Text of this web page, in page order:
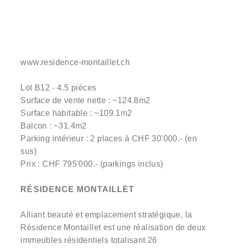
www.residence-montaillet.ch
Lot B12 - 4.5 pièces
Surface de vente nette : ~124.8m2
Surface habitable : ~109.1m2
Balcon : ~31.4m2
Parking intérieur : 2 places à CHF 30'000.- (en
sus)
Prix : CHF 795'000.- (parkings inclus)
RÉSIDENCE MONTAILLET
Alliant beauté et emplacement stratégique, la
Résidence Montaillet est une réalisation de deux
immeubles résidentiels totalisant 26